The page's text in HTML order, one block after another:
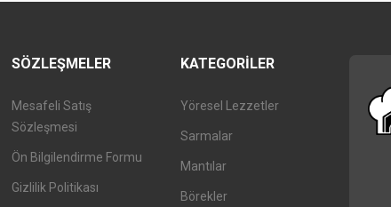
SÖZLEŞMELER
Mesafeli Satış
Sözleşmesi
Ön Bilgilendirme Formu
Gizlilik Politikası
KATEGORILER
Yöresel Lezzetler
Sarmalar
Mantılar
Börekler